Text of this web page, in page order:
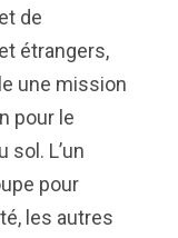
de
étrangers,
une mission
pour le
sol. L’un
pour
les autres